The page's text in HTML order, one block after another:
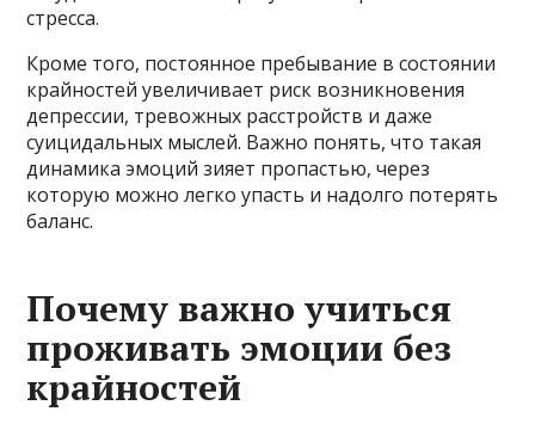
стресса.
Кроме того, постоянное пребывание в состоянии
крайностей увеличивает риск возникновения
депрессии, тревожных расстройств и даже
суицидальных мыслей. Важно понять, что такая
динамика эмоций зияет пропастью, через
которую можно легко упасть и надолго потерять
баланс.
Почему важно учиться
проживать эмоции без
крайностей